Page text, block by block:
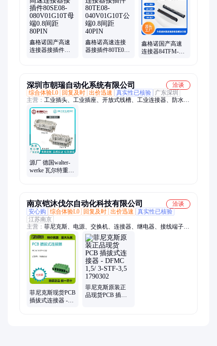
鑫格诺国产高速
连接器接插件
鑫格诺高速连接
器接插件80TE08-
鑫格诺国产高速
连接器84TFM-
深圳市朝瑞自动化系统有限公司
洽谈
综合体验L0
回复及时 出价迅速 真实性已核验
广东深圳
主营： 工业插头、工业插座、开放式线槽、工业连接器、防水插
头插座连接器、线缆接头、工业LED灯、剥线工具
源厂 德国walter-
werke 瓦尔特重载
南京铠沐伐尔自动化科技有限公司
洽谈
安心购
综合体验L0 回复及时 出价迅速
真实性已核验
江苏南京
主营： 菲尼克斯、电源、交换机、连接器、继电器、接线端子、
浪涌保护器、隔离器、模块、电缆、工具
菲尼克斯现货PCB
插拔式连接器 -
菲尼克斯原装正
品现货PCB 插拔